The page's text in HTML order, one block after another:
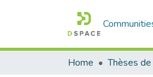
Home Thèses